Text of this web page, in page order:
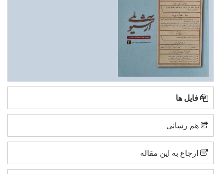
فایل ها
هم رسانی
ارجاع به این مقاله